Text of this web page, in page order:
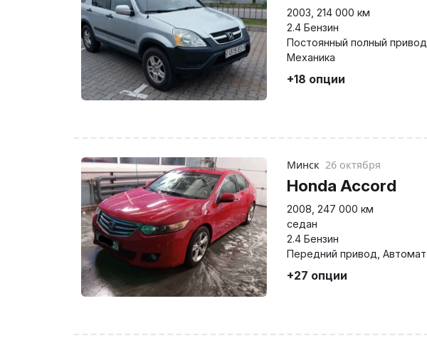
2003 214 000 км
2.4 Бензин
Постоянный полный привод
Механика
+18 опции
Минск 26 октября
Honda Accord
2008 247 000 км
седан
2.4 Бензин
Передний привод Автомат
+27 опции